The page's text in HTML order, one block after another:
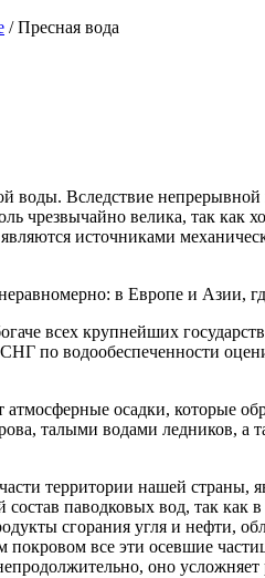
/Пресная вода
воды. Вследствие
чрезвычайно велика, так
источниками
в Европе и Азии,
всех крупнейших
по водообеспеченности
осадки, которые
талыми водами ледников,
территории нашей
паводковых вод, так
сгорания угля и нефти,
все эти осевшие
оно